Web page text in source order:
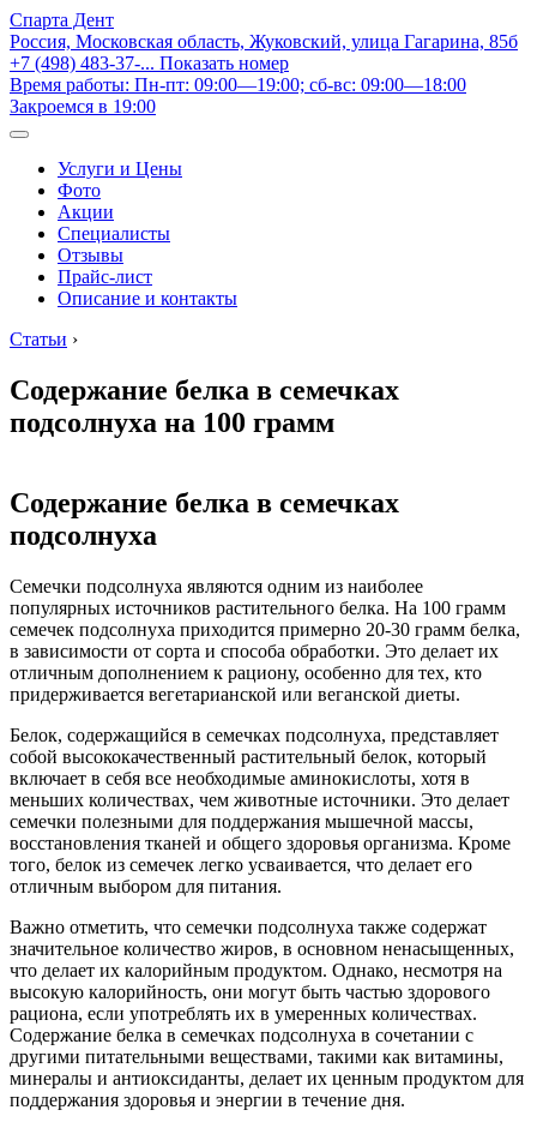
Спарта Дент
Россия, Московская область, Жуковский, улица Гагарина, 85б
+7 (498) 483-37-... Показать номер
Время работы: Пн-пт: 09:00—19:00; сб-вс: 09:00—18:00
Закроемся в 19:00
Услуги и Цены
Фото
Акции
Специалисты
Отзывы
Прайс-лист
Описание и контакты
Статьи ›
Содержание белка в семечках
подсолнуха на 100 грамм
Содержание белка в семечках
подсолнуха
Семечки подсолнуха являются одним из наиболее
популярных источников растительного белка. На 100 грамм
семечек подсолнуха приходится примерно 20-30 грамм белка,
в зависимости от сорта и способа обработки. Это делает их
отличным дополнением к рациону, особенно для тех, кто
придерживается вегетарианской или веганской диеты.
Белок, содержащийся в семечках подсолнуха, представляет
собой высококачественный растительный белок, который
включает в себя все необходимые аминокислоты, хотя в
меньших количествах, чем животные источники. Это делает
семечки полезными для поддержания мышечной массы,
восстановления тканей и общего здоровья организма. Кроме
того, белок из семечек легко усваивается, что делает его
отличным выбором для питания.
Важно отметить, что семечки подсолнуха также содержат
значительное количество жиров, в основном ненасыщенных,
что делает их калорийным продуктом. Однако, несмотря на
высокую калорийность, они могут быть частью здорового
рациона, если употреблять их в умеренных количествах.
Содержание белка в семечках подсолнуха в сочетании с
другими питательными веществами, такими как витамины,
минералы и антиоксиданты, делает их ценным продуктом для
поддержания здоровья и энергии в течение дня.